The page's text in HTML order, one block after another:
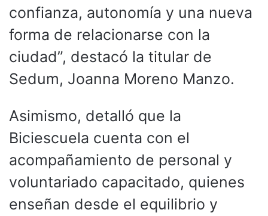
confianza, autonomía y una nueva
forma de relacionarse con la
ciudad”, destacó la titular de
Sedum, Joanna Moreno Manzo.
Asimismo, detalló que la
Biciescuela cuenta con el
acompañamiento de personal y
voluntariado capacitado, quienes
enseñan desde el equilibrio y